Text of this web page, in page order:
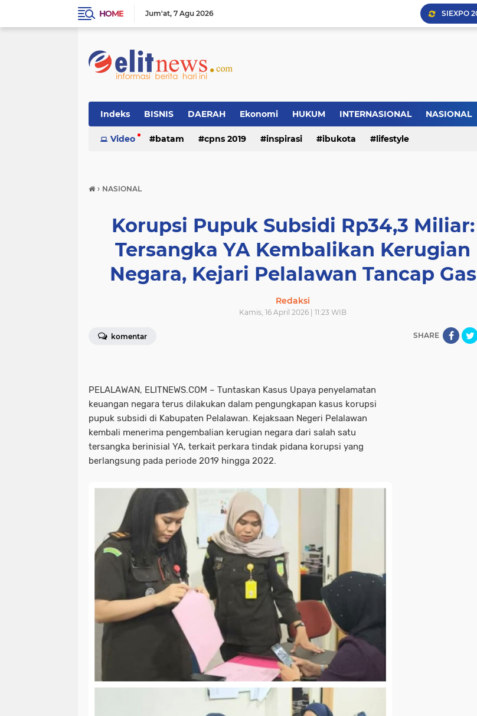
HOME Jum'at 7 Agu 2026
Indeks BISNIS DAERAH Ekonomi HUKUM INTERNASIONAL NASIONAL
Video batam cpns 2019 inspirasi ibukota lifestyle
› NASIONAL
Korupsi Pupuk Subsidi Rp34,3 Miliar:
Tersangka YA Kembalikan Kerugian
Negara, Kejari Pelalawan Tancap Gas
Redaksi
Kamis, 16 April 2026 | 11:23 WIB
komentar SHARE
PELALAWAN, ELITNEWS.COM – Tuntaskan Kasus Upaya penyelamatan
keuangan negara terus dilakukan dalam pengungkapan kasus korupsi
pupuk subsidi di Kabupaten Pelalawan. Kejaksaan Negeri Pelalawan
kembali menerima pengembalian kerugian negara dari salah satu
tersangka berinisial YA, terkait perkara tindak pidana korupsi yang
berlangsung pada periode 2019 hingga 2022.